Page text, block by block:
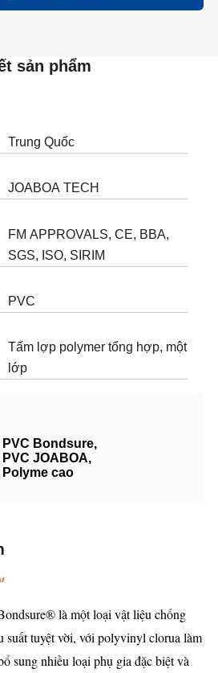
sản phẩm
Trung Quốc
JOABOA TECH
FM APPROVALS, CE, BBA,
SGS, ISO, SIRIM
PVC
Tấm lợp polymer tổng hợp, một
lớp
Bondsure,
JOABOA,
cao
là một loại vật liệu chống
suất tuyệt vời, với polyvinyl clorua làm
sung nhiều loại phụ gia đặc biệt và